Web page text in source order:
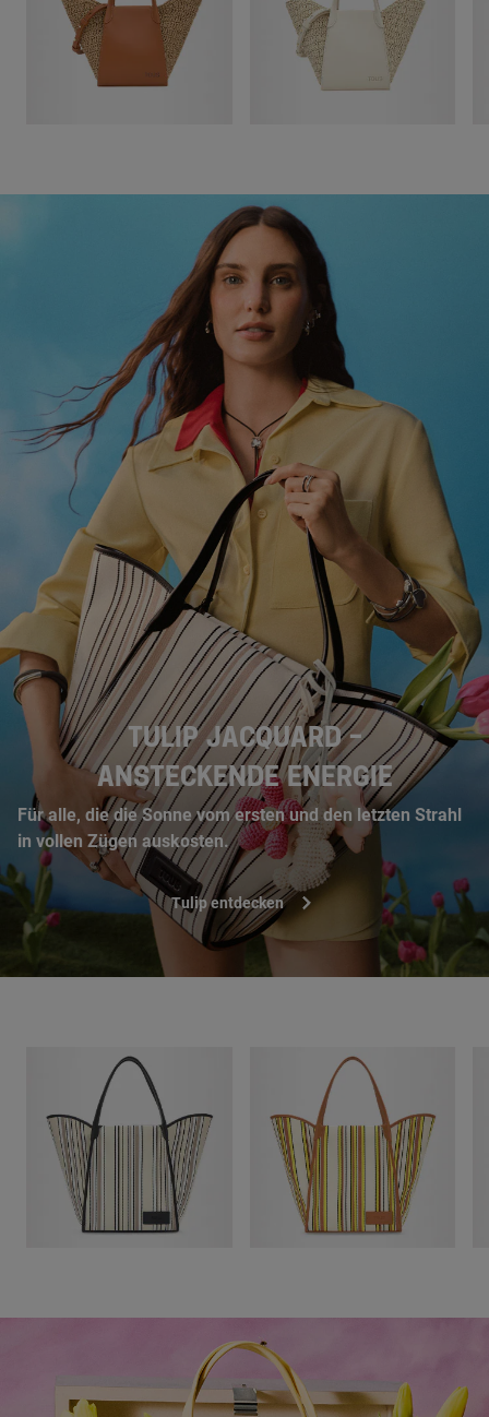
TULIP JACQUARD –
ANSTECKENDE ENERGIE
Für alle, die die Sonne vom ersten und den letzten Strahl
in vollen Zügen auskosten.
Tulip entdecken